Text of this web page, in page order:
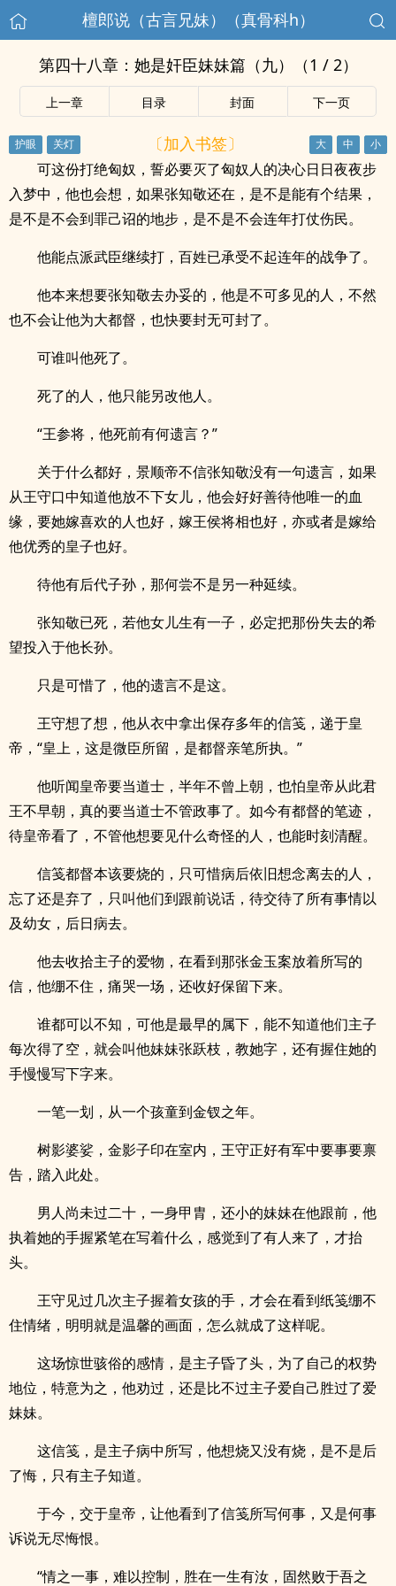
檀郎说（古言兄妹）（真骨科h）
第四十八章：她是奸臣妹妹篇（九）（1 / 2）
上一章 目录 封面 下一页
〔加入书签〕
可这份打绝匈奴，誓必要灭了匈奴人的决心日日夜夜步
入梦中，他也会想，如果张知敬还在，是不是能有个结果，
是不是不会到罪己诏的地步，是不是不会连年打仗伤民。
他能点派武臣继续打，百姓已承受不起连年的战争了。
他本来想要张知敬去办妥的，他是不可多见的人，不然
也不会让他为大都督，也快要封无可封了。
可谁叫他死了。
死了的人，他只能另改他人。
“王参将，他死前有何遗言？”
关于什么都好，景顺帝不信张知敬没有一句遗言，如果
从王守口中知道他放不下女儿，他会好好善待他唯一的血
缘，要她嫁喜欢的人也好，嫁王侯将相也好，亦或者是嫁给
他优秀的皇子也好。
待他有后代子孙，那何尝不是另一种延续。
张知敬已死，若他女儿生有一子，必定把那份失去的希
望投入于他长孙。
只是可惜了，他的遗言不是这。
王守想了想，他从衣中拿出保存多年的信笺，递于皇
帝，“皇上，这是微臣所留，是都督亲笔所执。”
他听闻皇帝要当道士，半年不曾上朝，也怕皇帝从此君
王不早朝，真的要当道士不管政事了。如今有都督的笔迹，
待皇帝看了，不管他想要见什么奇怪的人，也能时刻清醒。
信笺都督本该要烧的，只可惜病后依旧想念离去的人，
忘了还是弃了，只叫他们到跟前说话，待交待了所有事情以
及幼女，后日病去。
他去收拾主子的爱物，在看到那张金玉案放着所写的
信，他绷不住，痛哭一场，还收好保留下来。
谁都可以不知，可他是最早的属下，能不知道他们主子
每次得了空，就会叫他妹妹张跃枝，教她字，还有握住她的
手慢慢写下字来。
一笔一划，从一个孩童到金钗之年。
树影婆娑，金影子印在室内，王守正好有军中要事要禀
告，踏入此处。
男人尚未过二十，一身甲胄，还小的妹妹在他跟前，他
执着她的手握紧笔在写着什么，感觉到了有人来了，才抬
头。
王守见过几次主子握着女孩的手，才会在看到纸笺绷不
住情绪，明明就是温馨的画面，怎么就成了这样呢。
这场惊世骇俗的感情，是主子昏了头，为了自己的权势
地位，特意为之，他劝过，还是比不过主子爱自己胜过了爱
妹妹。
这信笺，是主子病中所写，他想烧又没有烧，是不是后
了悔，只有主子知道。
于今，交于皇帝，让他看到了信笺所写何事，又是何事
诉说无尽悔恨。
“情之一事，难以控制，胜在一生有汝，固然败于吾之